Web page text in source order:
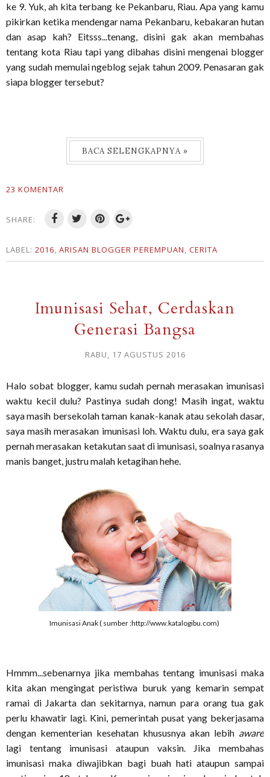
ke 9. Yuk, ah kita terbang ke Pekanbaru, Riau. Apa yang kamu
pikirkan ketika mendengar nama Pekanbaru, kebakaran hutan
dan asap kah? Eitsss...tenang, disini gak akan membahas
tentang kota Riau tapi yang dibahas disini mengenai blogger
yang sudah memulai ngeblog sejak tahun 2009. Penasaran gak
siapa blogger tersebut?
BACA SELENGKAPNYA »
23 KOMENTAR
SHARE:
LABEL: 2016, ARISAN BLOGGER PEREMPUAN, CERITA
Imunisasi Sehat, Cerdaskan
Generasi Bangsa
RABU, 17 AGUSTUS 2016
Halo sobat blogger, kamu sudah pernah merasakan imunisasi
waktu kecil dulu? Pastinya sudah dong! Masih ingat, waktu
saya masih bersekolah taman kanak-kanak atau sekolah dasar,
saya masih merasakan imunisasi loh. Waktu dulu, era saya gak
pernah merasakan ketakutan saat di imunisasi, soalnya rasanya
manis banget, justru malah ketagihan hehe.
Imunisasi Anak ( sumber :http://www.katalogibu.com)
Hmmm...sebenarnya jika membahas tentang imunisasi maka
kita akan mengingat peristiwa buruk yang kemarin sempat
ramai di Jakarta dan sekitarnya, namun para orang tua gak
perlu khawatir lagi. Kini, pemerintah pusat yang bekerjasama
dengan kementerian kesehatan khususnya akan lebih aware
lagi tentang imunisasi ataupun vaksin. Jika membahas
imunisasi maka diwajibkan bagi buah hati ataupun sampai